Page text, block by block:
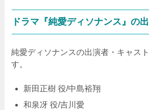
ドラマ『純愛ディソナンス』の
純愛ディソナンスの出演者・キャス
す。
新田正樹 役/中島裕翔
和泉冴 役/吉川愛